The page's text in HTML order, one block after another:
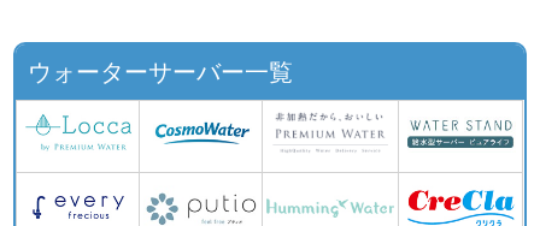
ウォーターサーバー一覧